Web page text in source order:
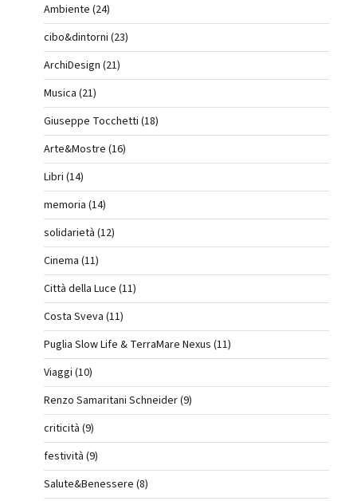
Ambiente (24)
cibo&dintorni (23)
ArchiDesign (21)
Musica (21)
Giuseppe Tocchetti (18)
Arte&Mostre (16)
Libri (14)
memoria (14)
solidarietà (12)
Cinema (11)
Città della Luce (11)
Costa Sveva (11)
Puglia Slow Life & TerraMare Nexus (11)
Viaggi (10)
Renzo Samaritani Schneider (9)
criticità (9)
festività (9)
Salute&Benessere (8)